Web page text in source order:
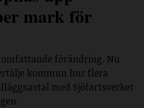
mark för
förändring. Nu
kommun hur flera
med Sjöfartsverket